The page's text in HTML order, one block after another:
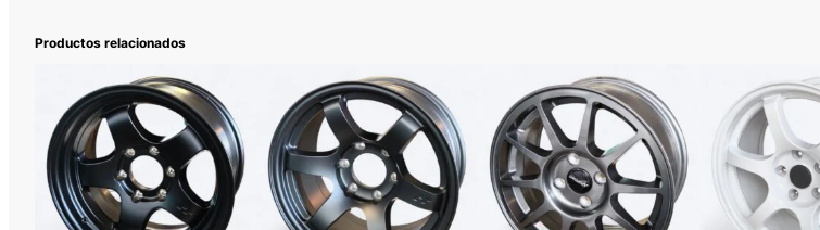
4
.
3
7
3
c
Productos relacionados